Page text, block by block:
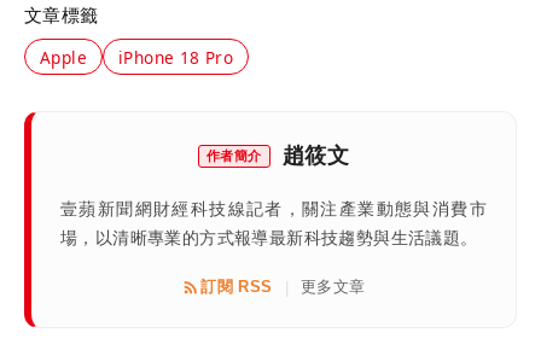
文章標籤
Apple iPhone 18 Pro
作者簡介 趙筱文
壹蘋新聞網財經科技線記者，關注產業動態與消費市
場，以清晰專業的方式報導最新科技趨勢與生活議題。
訂閱 RSS 更多文章